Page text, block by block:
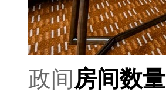
政间房间数量